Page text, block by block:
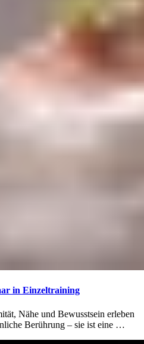
in Einzeltraining
Nähe und Bewusstsein erleben
Berührung – sie ist eine …